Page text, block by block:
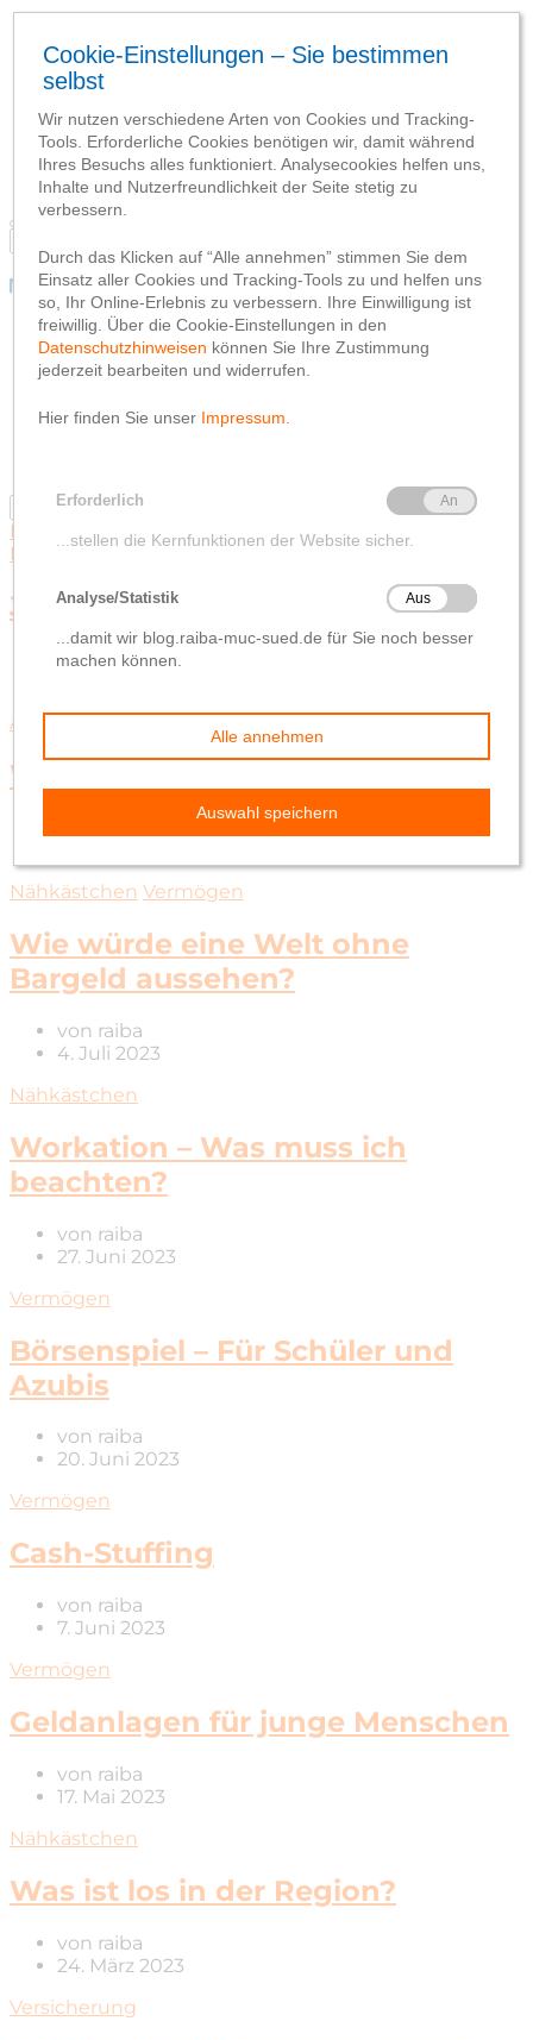
Mitgliedschaft
Immobilien
Finanzierung
Versicherung
Konto und Karten
Nähkästchen
Mitgliedschaft
Immobilien
Finanzierung
Versicherung
Finanzbildung Finanzen
Konto und Karten
Nähkästchen
Jugend und Finanzen
vonraiba
Ausbildung
Was ist ein Azubi-Scout?
Nähkästchen Vermögen
Wie würde eine Welt ohne
Bargeld aussehen?
von raiba
4. Juli 2023
Nähkästchen
Workation – Was muss ich
beachten?
von raiba
27. Juni 2023
Vermögen
Börsenspiel – Für Schüler und
Azubis
von raiba
20. Juni 2023
Vermögen
Cash-Stuffing
von raiba
7. Juni 2023
Vermögen
Geldanlagen für junge Menschen
von raiba
17. Mai 2023
Nähkästchen
Was ist los in der Region?
von raiba
24. März 2023
Versicherung